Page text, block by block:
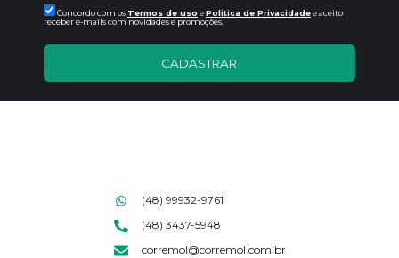
Concordo com os Termos de uso ePolitica de Privacidadee aceito
receber e-mails com novidades e promoções.
CADASTRAR
(48) 99932-9761
(48) 3437-5948
corremol@corremol.com.br